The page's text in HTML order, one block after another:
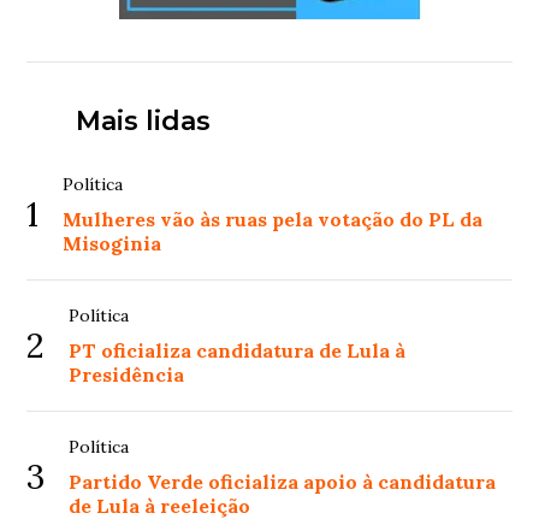
Mais lidas
1
Política
Mulheres vão às ruas pela votação do PL da
Misoginia
2
Política
PT oficializa candidatura de Lula à
Presidência
3
Política
Partido Verde oficializa apoio à candidatura
de Lula à reeleição